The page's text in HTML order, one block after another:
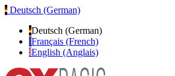
Deutsch (German)
Deutsch (German)
Français (French)
English (Anglais)